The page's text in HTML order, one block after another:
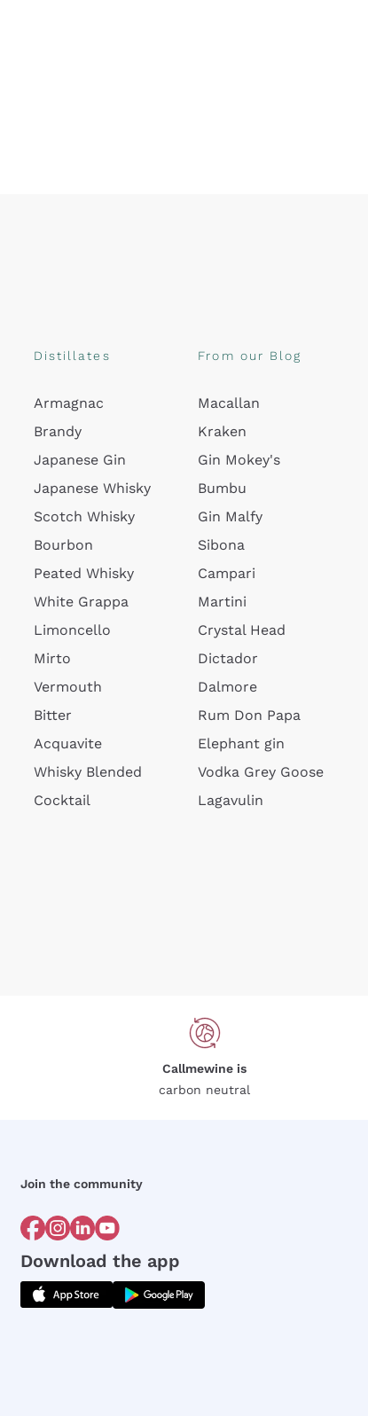
Distillates
Armagnac
Brandy
Japanese Gin
Japanese Whisky
Scotch Whisky
Bourbon
Peated Whisky
White Grappa
Limoncello
Mirto
Vermouth
Bitter
Acquavite
Whisky Blended
Cocktail
From our Blog
Macallan
Kraken
Gin Mokey's
Bumbu
Gin Malfy
Sibona
Campari
Martini
Crystal Head
Dictador
Dalmore
Rum Don Papa
Elephant gin
Vodka Grey Goose
Lagavulin
Callmewine is
carbon neutral
Join the community
Download the app